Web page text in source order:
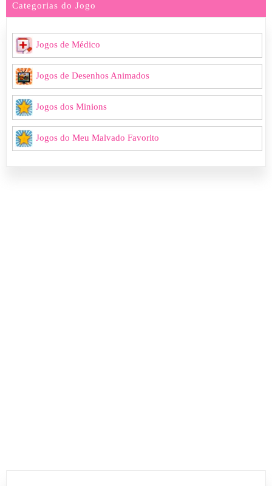
Categorias do Jogo
Jogos de Médico
Jogos de Desenhos Animados
Jogos dos Minions
Jogos do Meu Malvado Favorito